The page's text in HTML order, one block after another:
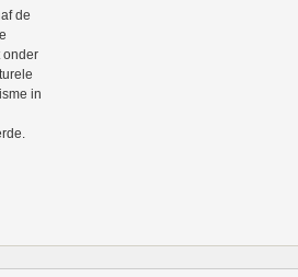
de
onder
in